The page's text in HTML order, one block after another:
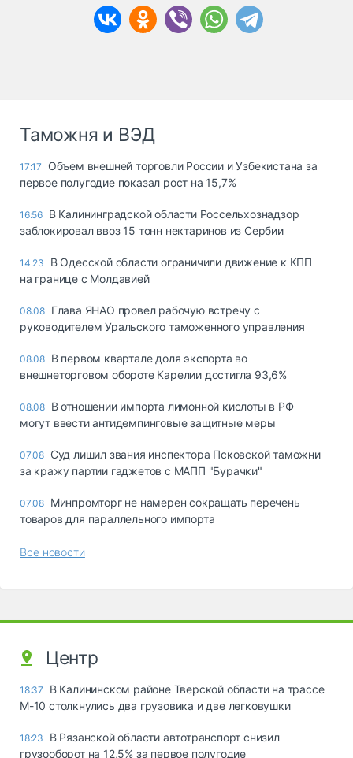
Таможня и ВЭД
17:17
Объем внешней торговли России и Узбекистана за
первое полугодие показал рост на 15,7%
16:56 В Калининградской области Россельхознадзор
заблокировал ввоз 15 тонн нектаринов из Сербии
14:23
В Одесской области ограничили движение к КПП
на границе с Молдавией
08.08 Глава ЯНАО провел рабочую встречу с
руководителем Уральского таможенного управления
08.08 В первом квартале доля экспорта во
внешнеторговом обороте Карелии достигла 93,6%
08.08 В отношении импорта лимонной кислоты в РФ
могут ввести антидемпинговые защитные меры
07.08 Суд лишил звания инспектора Псковской таможни
за кражу партии гаджетов с МАПП "Бурачки"
07.08 Минпромторг не намерен сокращать перечень
товаров для параллельного импорта
Все новости
Центр
18:37
В Калининском районе Тверской области на трассе
М-10 столкнулись два грузовика и две легковушки
18:23
В Рязанской области автотранспорт снизил
грузооборот на 12,5% за первое полугодие